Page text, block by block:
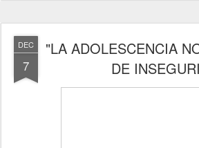
DEC
7
"LA ADOLESCENCIA
DE